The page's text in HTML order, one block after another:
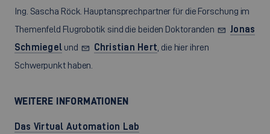
Ing. Sascha Röck. Hauptansprechpartner für die Forschung im
Themenfeld Flugrobotik sind die beiden Doktoranden
Jonas
Schmiegel und Christian Hert , die hier ihren
Schwerpunkt haben.
WEITERE INFORMATIONEN
Das Virtual Automation Lab